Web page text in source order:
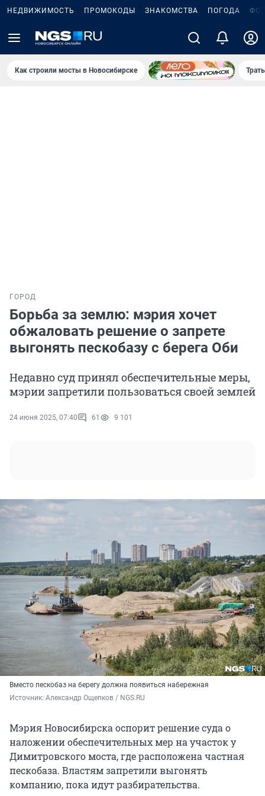
НЕДВИЖИМОСТЬ ПРОМОКОДЫ ЗНАКОМСТВА ПОГОДА
Как строили мосты в Новосибирске
ГОРОД
Борьба за землю: мэрия хочет
обжаловать решение о запрете
выгонять пескобазу с берега Оби
Недавно суд принял обеспечительные меры,
мэрии запретили пользоваться своей землей
24 июня 2025, 07:40 61 9 101
Вместо пескобаз на берегу должна появиться набережная
Источник: Александр Ощепков / NGS.RU
Мэрия Новосибирска оспорит решение суда о
наложении обеспечительных мер на участок у
Димитровского моста, где расположена частная
пескобаза. Властям запретили выгонять
компанию, пока идут разбирательства.